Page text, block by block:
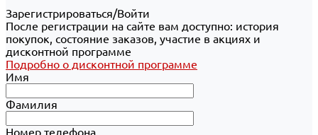
Зарегистрироваться/Войти
После регистрации на сайте вам доступно: история
покупок, состояние заказов, участие в акциях и
дисконтной программе
Подробно о дисконтной программе
Имя
Фамилия
Номер телефона